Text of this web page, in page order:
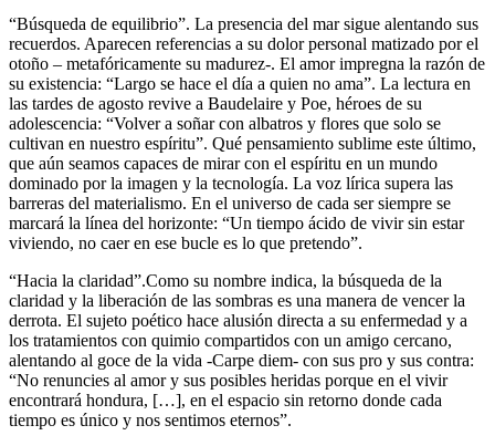
“Búsqueda de equilibrio”. La presencia del mar sigue alentando sus
recuerdos. Aparecen referencias a su dolor personal matizado por el
otoño – metafóricamente su madurez-. El amor impregna la razón de
su existencia: “Largo se hace el día a quien no ama”. La lectura en
las tardes de agosto revive a Baudelaire y Poe, héroes de su
adolescencia: “Volver a soñar con albatros y flores que solo se
cultivan en nuestro espíritu”. Qué pensamiento sublime este último,
que aún seamos capaces de mirar con el espíritu en un mundo
dominado por la imagen y la tecnología. La voz lírica supera las
barreras del materialismo. En el universo de cada ser siempre se
marcará la línea del horizonte: “Un tiempo ácido de vivir sin estar
viviendo, no caer en ese bucle es lo que pretendo”.
“Hacia la claridad”.Como su nombre indica, la búsqueda de la
claridad y la liberación de las sombras es una manera de vencer la
derrota. El sujeto poético hace alusión directa a su enfermedad y a
los tratamientos con quimio compartidos con un amigo cercano,
alentando al goce de la vida -Carpe diem- con sus pro y sus contra:
“No renuncies al amor y sus posibles heridas porque en el vivir
encontrará hondura, […], en el espacio sin retorno donde cada
tiempo es único y nos sentimos eternos”.